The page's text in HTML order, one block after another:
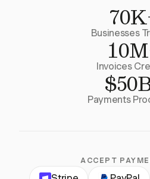
Businesses
Invoices
Payments
ACCEPT